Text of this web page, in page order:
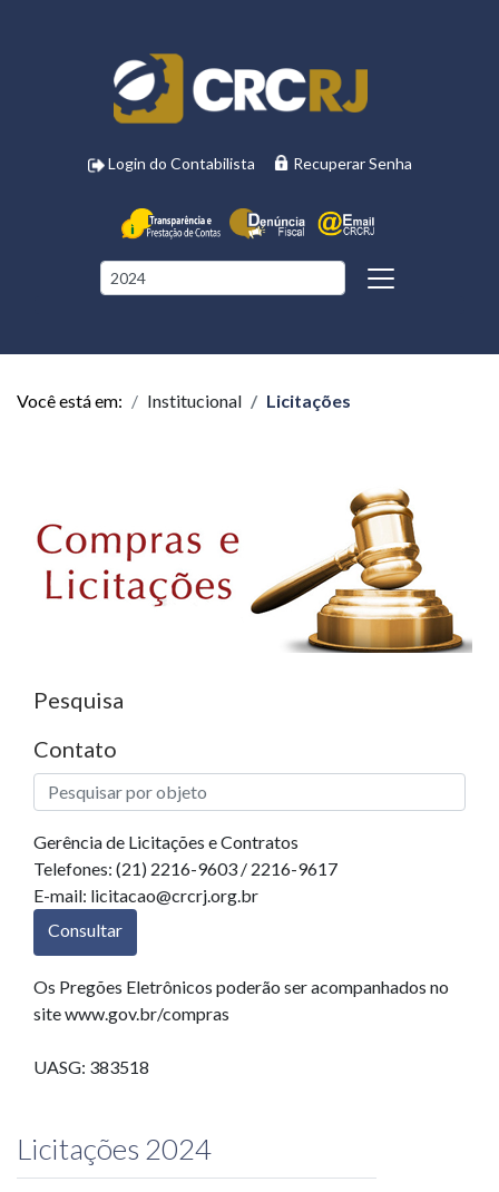
Login do Contabilista Recuperar Senha
Você está em: Institucional Licitações
Pesquisa
Contato
Gerência de Licitações e Contratos
Telefones: (21) 2216-9603 / 2216-9617
E-mail: licitacao@crcrj.org.br
Consultar
Os Pregões Eletrônicos poderão ser acompanhados no
site www.gov.br/compras
UASG: 383518
Licitações 2024